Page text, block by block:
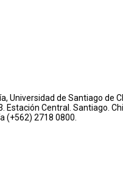
Universidad de Santiago de
Estación Central. Santiago.
(+562) 2718 0800.